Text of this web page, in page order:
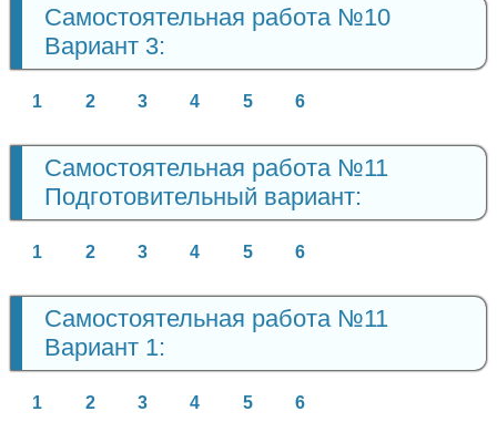
Самостоятельная работа №10
Вариант 3:
1 2 3 4 5 6
Самостоятельная работа №11
Подготовительный вариант:
1 2 3 4 5 6
Самостоятельная работа №11
Вариант 1:
1 2 3 4 5 6